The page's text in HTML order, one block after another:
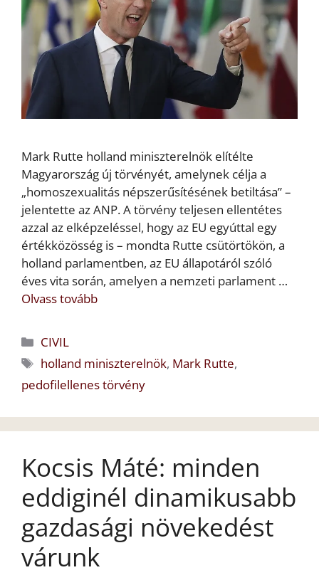
Mark Rutte holland miniszterelnök elítélte
Magyarország új törvényét, amelynek célja a
„homoszexualitás népszerűsítésének betiltása” –
jelentette az ANP. A törvény teljesen ellentétes
azzal az elképzeléssel, hogy az EU egyúttal egy
értékközösség is – mondta Rutte csütörtökön, a
holland parlamentben, az EU állapotáról szóló
éves vita során, amelyen a nemzeti parlament …
Olvass tovább
Kategória
CIVIL
Címkék
holland miniszterelnök, Mark Rutte,
pedofilellenes törvény
Kocsis Máté: minden
eddiginél dinamikusabb
gazdasági növekedést
várunk